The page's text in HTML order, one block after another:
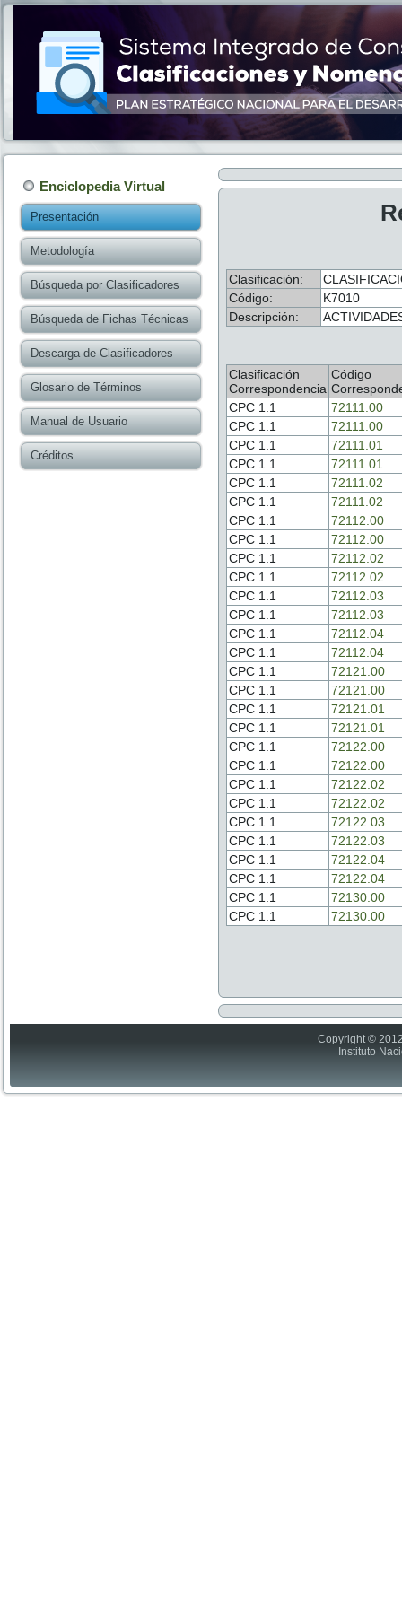
Enciclopedia Virtual
Presentación
Metodología
Búsqueda por Clasificadores
Búsqueda de Fichas Técnicas
Descarga de Clasificadores
Glosario de Términos
Manual de Usuario
Créditos
Clasificación:
Código:
K7010
Descripción:
Clasificación
Correspondencia
Código
CPC 1.1
72111.00
CPC 1.1
72111.00
CPC 1.1
72111.01
CPC 1.1
72111.01
CPC 1.1
72111.02
CPC 1.1
72111.02
CPC 1.1
72112.00
CPC 1.1
72112.00
CPC 1.1
72112.02
CPC 1.1
72112.02
CPC 1.1
72112.03
CPC 1.1
72112.03
CPC 1.1
72112.04
CPC 1.1
72112.04
CPC 1.1
72121.00
CPC 1.1
72121.00
CPC 1.1
72121.01
CPC 1.1
72121.01
CPC 1.1
72122.00
CPC 1.1
72122.00
CPC 1.1
72122.02
CPC 1.1
72122.02
CPC 1.1
72122.03
CPC 1.1
72122.03
CPC 1.1
72122.04
CPC 1.1
72122.04
CPC 1.1
72130.00
CPC 1.1
72130.00
Copyright ©
Instituto